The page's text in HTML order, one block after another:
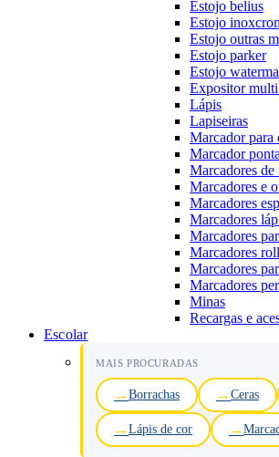
Estojo belius
Estojo
Estojo outras
Estojo parker
Estojo
Expositor
Lápis
Lapiseiras
Marcador para
Marcador
Marcadores de
Marcadores e
Marcadores
Marcadores
Marcadores
Marcadores
Marcadores
Marcadores
Minas
Recargas e
Escolar
MAIS PROCURADAS
Borrachas Ceras
Lápis de cor